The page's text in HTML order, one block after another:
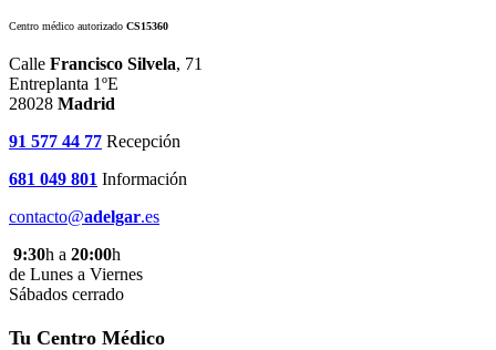
Centro médico autorizado CS15360
Calle Francisco Silvela, 71
Entreplanta 1ºE
28028 Madrid
91 577 44 77 Recepción
681 049 801 Información
contacto@adelgar.es
9:30h a 20:00h
de Lunes a Viernes
Sábados cerrado
Tu Centro Médico